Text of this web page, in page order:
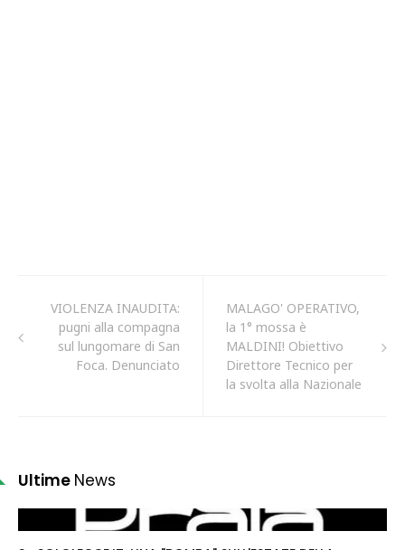
VIOLENZA INAUDITA:
pugni alla compagna
sul lungomare di San
Foca. Denunciato
MALAGO' OPERATIVO,
la 1° mossa è
MALDINI! Obiettivo
Direttore Tecnico per
la svolta alla Nazionale
Ultime News